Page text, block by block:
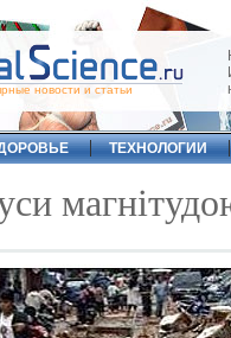
новости и статьи
ТЕХНОЛОГИИ